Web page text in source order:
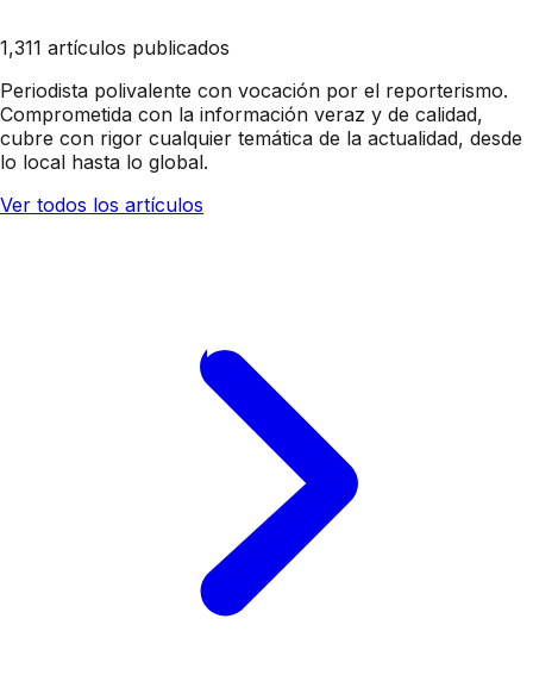
1,311 artículos publicados
Periodista polivalente con vocación por el reporterismo.
Comprometida con la información veraz y de calidad,
cubre con rigor cualquier temática de la actualidad, desde
lo local hasta lo global.
Ver todos los artículos